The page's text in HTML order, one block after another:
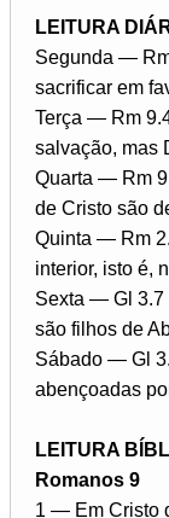
LEITURA
Segunda —
sacrificar em
Terça — Rm
salvação, mas
Quarta — Rm
de Cristo são
Quinta — Rm
interior, isto é,
Sexta — Gl 3.7
são filhos de
Sábado — Gl
abençoadas
LEITURA
Romanos 9
1 — Em Cristo